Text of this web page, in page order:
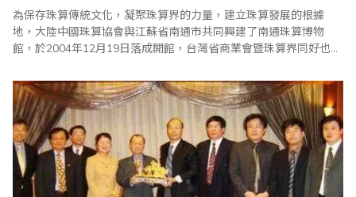
為保存珠算傳統文化，凝聚珠算界的力量，建立珠算發展的根據
地，大陸中國珠算協會與江蘇省南通市共同興建了南通珠算博物
館，於2004年12月19日落成開館，台灣省商業會暨珠算界同好也於
源遠流長的計算技藝，當社會型態逐漸發展後，商業交易行為也一
步步的擴展，計數計算的需求也逐漸進入人類的生活，珠算以其操
作簡單、體積小巧、方便實用、運算豐富的優勢，在各..